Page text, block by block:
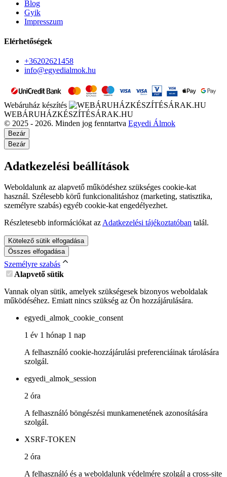
Blog
Gyik
Impresszum
Elérhetőségek
+36202621458
info@egyedialmok.hu
Webáruház készítés
WEBÁRUHÁZKÉSZÍTÉSÁRAK.HU
© 2025 - 2026. Minden jog fenntartva Egyedi Álmok
Bezár
Bezár
Adatkezelési beállítások
Weboldalunk az alapvető működéshez szükséges cookie-kat
használ. Szélesebb körű funkcionalitáshoz (marketing, statisztika,
személyre szabás) egyéb cookie-kat engedélyezhet.
Részletesebb információkat azAdatkezelési tájékoztatóban talál.
Kötelező sütik elfogadása
Összes elfogadása
Személyre szabás
Alapvető sütik
Vannak olyan sütik, amelyek szükségesek bizonyos weboldalak
működéséhez. Emiatt nincs szükség az Ön hozzájárulására.
egyedi_almok_cookie_consent
1 év 1 hónap 1 nap
A felhasználó cookie-hozzájárulási preferenciáinak tárolására
szolgál.
egyedi_almok_session
2 óra
A felhasználó böngészési munkamenetének azonosítására
szolgál.
XSRF-TOKEN
2 óra
A felhasználó és a weboldalunk védelmére szolgál a cross-site